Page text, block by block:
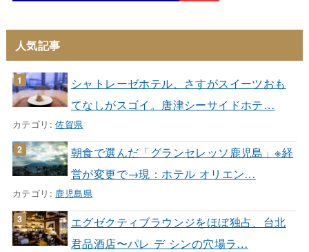
人気記事
シャトレーゼホテル、さすがスイーツおも
てなしがスゴイ。唐津シーサイドホテ…
カテゴリ:佐賀県
朝食で選んだ「グランセレッソ鹿児島」※経
営が変更で→現：ホテル オリエン…
カテゴリ: 鹿児島県
エグゼクティブラウンジをほぼ独占、台北
君品酒店〜パレ デ シンの穴場ラ…